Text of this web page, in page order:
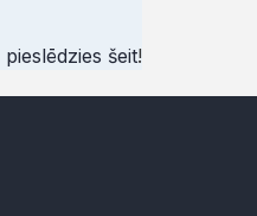
pieslēdzies šeit!